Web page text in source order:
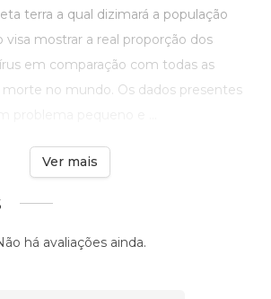
terra a qual dizimará a população
visa mostrar a real proporção dos
em comparação com todas as
morte no mundo. Os dados presentes
Ver mais
há avaliações ainda.